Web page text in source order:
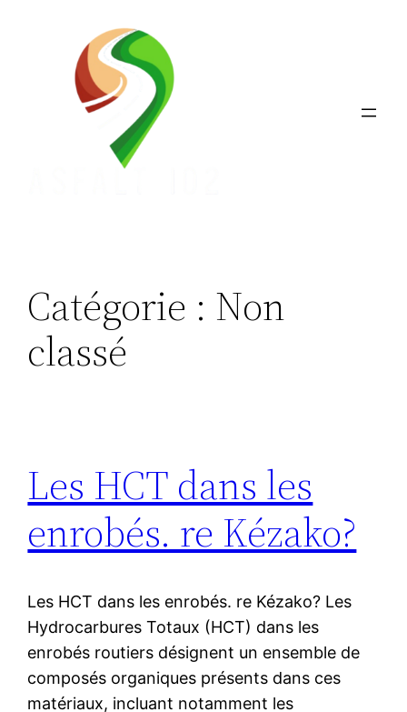
Catégorie : Non
classé
Les HCT dans les
enrobés. re Kézako?
Les HCT dans les enrobés. re Kézako? Les
Hydrocarbures Totaux (HCT) dans les
enrobés routiers désignent un ensemble de
composés organiques présents dans ces
matériaux, incluant notamment les